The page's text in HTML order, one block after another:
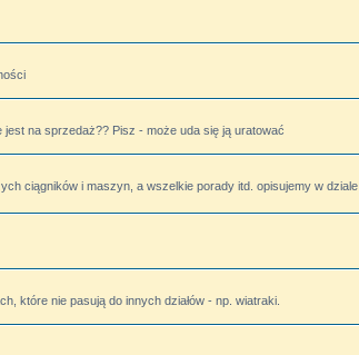
na sprzedaż?? Pisz - może uda się ją uratować
ciągników i maszyn, a wszelkie porady itd. opisujemy w dziale
które nie pasują do innych działów - np. wiatraki.